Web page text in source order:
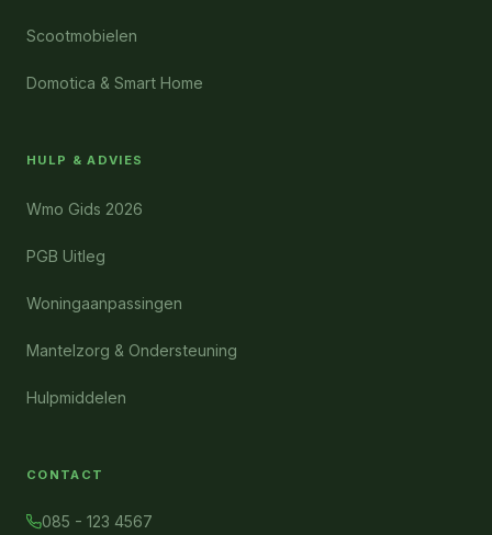
Scootmobielen
Domotica & Smart Home
HULP & ADVIES
Wmo Gids 2026
PGB Uitleg
Woningaanpassingen
Mantelzorg & Ondersteuning
Hulpmiddelen
CONTACT
085 - 123 4567